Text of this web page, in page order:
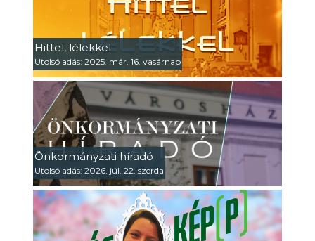
Hittel, lélekkel
Utolsó adás: 2025. már. 16. vasárnap
Önkormányzati híradó
Utolsó adás: 2026. júl. 22. szerda